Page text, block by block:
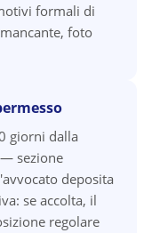
formali di
foto
giorni dalla
sezione
deposita
se accolta, il
regolare